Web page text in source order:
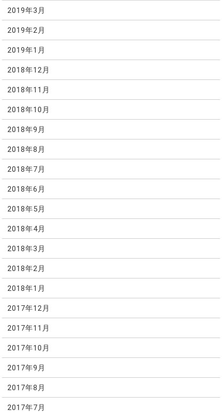
2019年3月
2019年2月
2019年1月
2018年12月
2018年11月
2018年10月
2018年9月
2018年8月
2018年7月
2018年6月
2018年5月
2018年4月
2018年3月
2018年2月
2018年1月
2017年12月
2017年11月
2017年10月
2017年9月
2017年8月
2017年7月